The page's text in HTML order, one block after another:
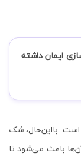
ایمان داشته
است. بااین‌حال، شک
باعث می‌شود تا